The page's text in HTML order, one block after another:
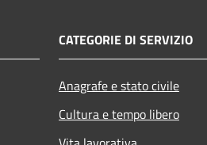
CATEGORIE DI SERVIZIO
Anagrafe e stato civile
Cultura e tempo libero